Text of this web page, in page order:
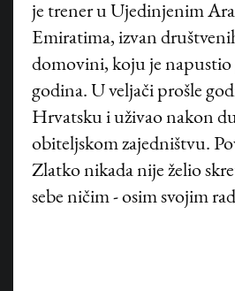
je trener u Ujedinjenim
Emiratima, izvan
domovini, koju je napustio
godina. U veljači prošle
Hrvatsku i uživao nakon
obiteljskom zajedništvu.
Zlatko nikada nije želio
sebe ničim - osim svojim